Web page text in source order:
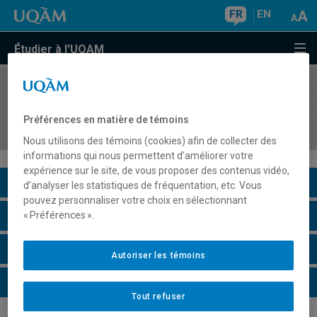
FR EN
Étudier à l'UQAM
COURS//
à la santé
Description du cours
Horaire - Été 2026
Horaire - Automne 2026
Horaire - Hiver 2027
Préférences en matière de témoins
Nous utilisons des témoins (cookies) afin de collecter des
informations qui nous permettent d’améliorer votre
expérience sur le site, de vous proposer des contenus vidéo,
d’analyser les statistiques de fréquentation, etc. Vous
pouvez personnaliser votre choix en sélectionnant
« Préférences ».
Tout refuser
Autoriser les témoins